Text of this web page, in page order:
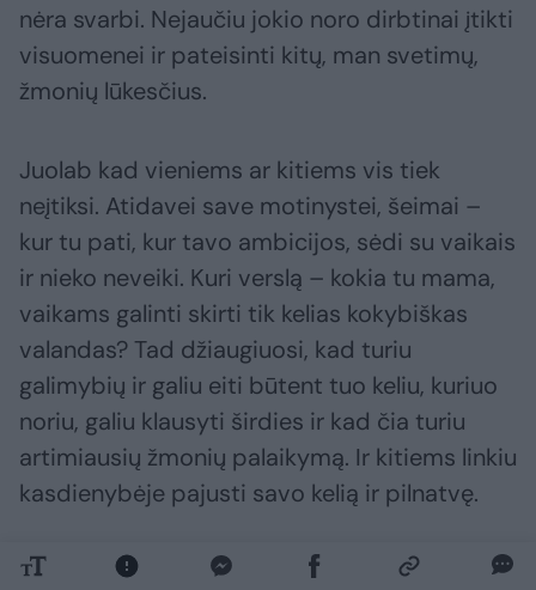
nėra svarbi. Nejaučiu jokio noro dirbtinai įtikti
visuomenei ir pateisinti kitų, man svetimų,
žmonių lūkesčius.
Juolab kad vieniems ar kitiems vis tiek
neįtiksi. Atidavei save motinystei, šeimai –
kur tu pati, kur tavo ambicijos, sėdi su vaikais
ir nieko neveiki. Kuri verslą – kokia tu mama,
vaikams galinti skirti tik kelias kokybiškas
valandas? Tad džiaugiuosi, kad turiu
galimybių ir galiu eiti būtent tuo keliu, kuriuo
noriu, galiu klausyti širdies ir kad čia turiu
artimiausių žmonių palaikymą. Ir kitiems linkiu
kasdienybėje pajusti savo kelią ir pilnatvę.
Ne kartą esu girdėjusi, kai moteris gimus